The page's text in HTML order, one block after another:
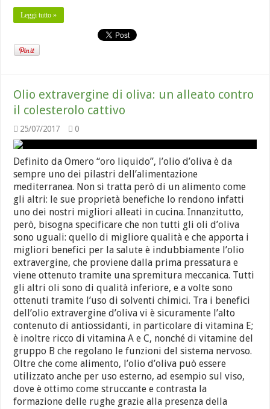
Leggi tutto »
Olio extravergine di oliva: un alleato contro
il colesterolo cattivo
25/07/2017 0
Definito da Omero “oro liquido”, l’olio d’oliva è da
sempre uno dei pilastri dell’alimentazione
mediterranea. Non si tratta però di un alimento come
gli altri: le sue proprietà benefiche lo rendono infatti
uno dei nostri migliori alleati in cucina. Innanzitutto,
però, bisogna specificare che non tutti gli oli d’oliva
sono uguali: quello di migliore qualità e che apporta i
migliori benefici per la salute è indubbiamente l’olio
extravergine, che proviene dalla prima pressatura e
viene ottenuto tramite una spremitura meccanica. Tutti
gli altri oli sono di qualità inferiore, e a volte sono
ottenuti tramite l’uso di solventi chimici. Tra i benefici
dell’olio extravergine d’oliva vi è sicuramente l’alto
contenuto di antiossidanti, in particolare di vitamina E;
è inoltre ricco di vitamina A e C, nonché di vitamine del
gruppo B che regolano le funzioni del sistema nervoso.
Oltre che come alimento, l’olio d’oliva può essere
utilizzato anche per uso esterno, ad esempio sul viso,
dove è ottimo come struccante e contrasta la
formazione delle rughe grazie alla presenza della